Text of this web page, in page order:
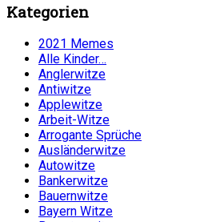
Kategorien
2021 Memes
Alle Kinder…
Anglerwitze
Antiwitze
Applewitze
Arbeit-Witze
Arrogante Sprüche
Ausländerwitze
Autowitze
Bankerwitze
Bauernwitze
Bayern Witze